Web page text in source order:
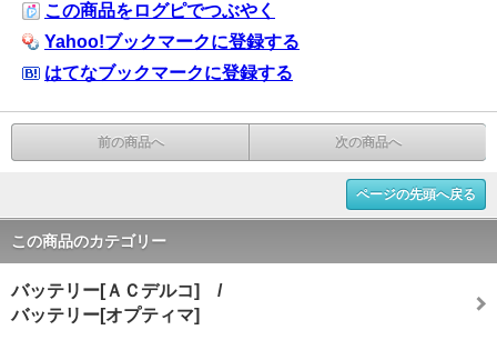
この商品をログピでつぶやく
Yahoo!ブックマークに登録する
はてなブックマークに登録する
前の商品へ 次の商品へ
ページの先頭へ戻る
この商品のカテゴリー
バッテリー[ＡＣデルコ] /
バッテリー[オプティマ]